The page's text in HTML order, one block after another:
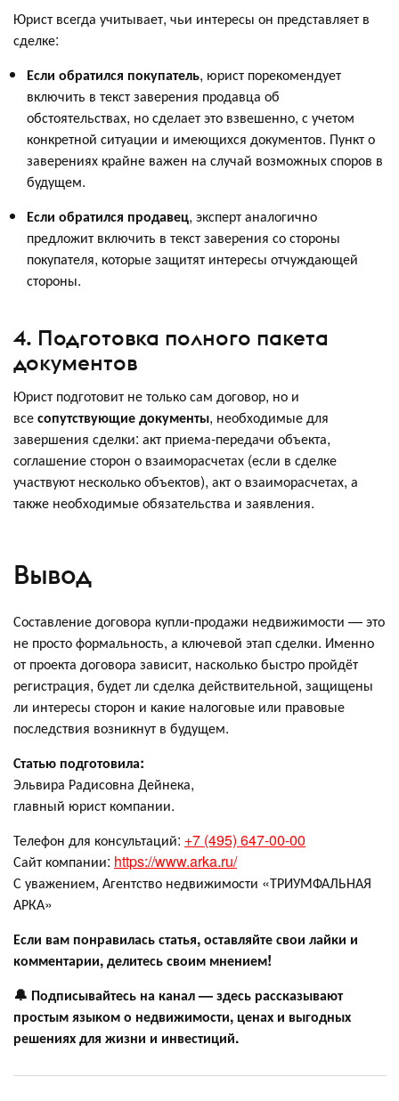
Юрист всегда учитывает, чьи интересы он представляет в
сделке:
Если обратился покупатель, юрист порекомендует
включить в текст заверения продавца об
обстоятельствах, но сделает это взвешенно, с учетом
конкретной ситуации и имеющихся документов. Пункт о
заверениях крайне важен на случай возможных споров в
будущем.
Если обратился продавец, эксперт аналогично
предложит включить в текст заверения со стороны
покупателя, которые защитят интересы отчуждающей
стороны.
4. Подготовка полного пакета
документов
Юрист подготовит не только сам договор, но и
всесопутствующие документы, необходимые для
завершения сделки: акт приема-передачи объекта,
соглашение сторон о взаиморасчетах (если в сделке
участвуют несколько объектов), акт о взаиморасчетах, а
также необходимые обязательства и заявления.
Вывод
Составление договора купли-продажи недвижимости — это
не просто формальность, а ключевой этап сделки. Именно
от проекта договора зависит, насколько быстро пройдёт
регистрация, будет ли сделка действительной, защищены
ли интересы сторон и какие налоговые или правовые
последствия возникнут в будущем.
Статью подготовила:
Эльвира Радисовна Дейнека,
главный юрист компании.
Телефон для консультаций: +7 (495) 647-00-00
Сайт компании: https://www.arka.ru/
С уважением, Агентство недвижимости «ТРИУМФАЛЬНАЯ
АРКА»
Если вам понравилась статья, оставляйте свои лайки и
комментарии, делитесь своим мнением!
🔔 Подписывайтесь на канал — здесь рассказывают
простым языком о недвижимости, ценах и выгодных
решениях для жизни и инвестиций.